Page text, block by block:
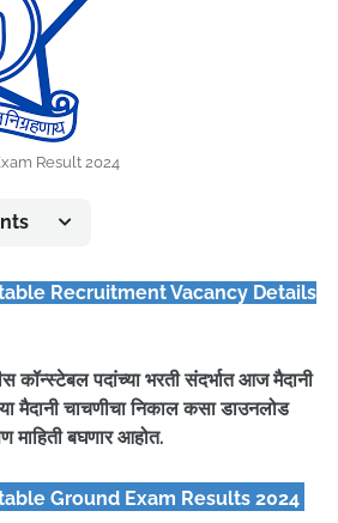
Result 2024
Recruitment Vacancy Details
कॉन्स्टेबल पदांच्या भरती संदर्भात आज मैदानी
मैदानी चाचणीचा निकाल कसा डाउनलोड
माहिती बघणार आहोत.
Ground Exam Results 2024